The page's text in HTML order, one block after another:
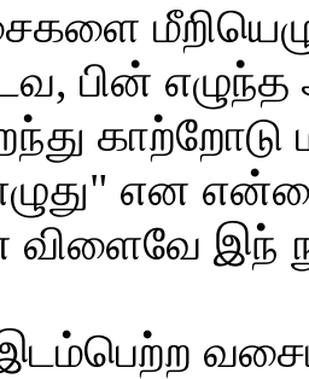
பின்
என
இந்